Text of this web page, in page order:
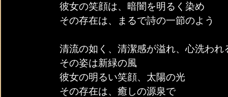
彼女の笑顔は、暗闇を明るく染め
その存在は、まるで詩の一節のよう
清流の如く、清潔感が溢れ、心洗われ
その姿は新緑の風
彼女の明るい笑顔、太陽の光
その存在は、癒しの源泉で